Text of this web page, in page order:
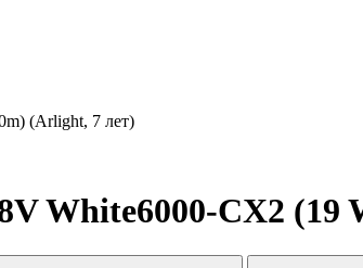
(Arlight, 7 лет)
White6000-CX2